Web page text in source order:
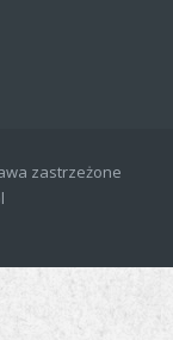
zastrzeżone